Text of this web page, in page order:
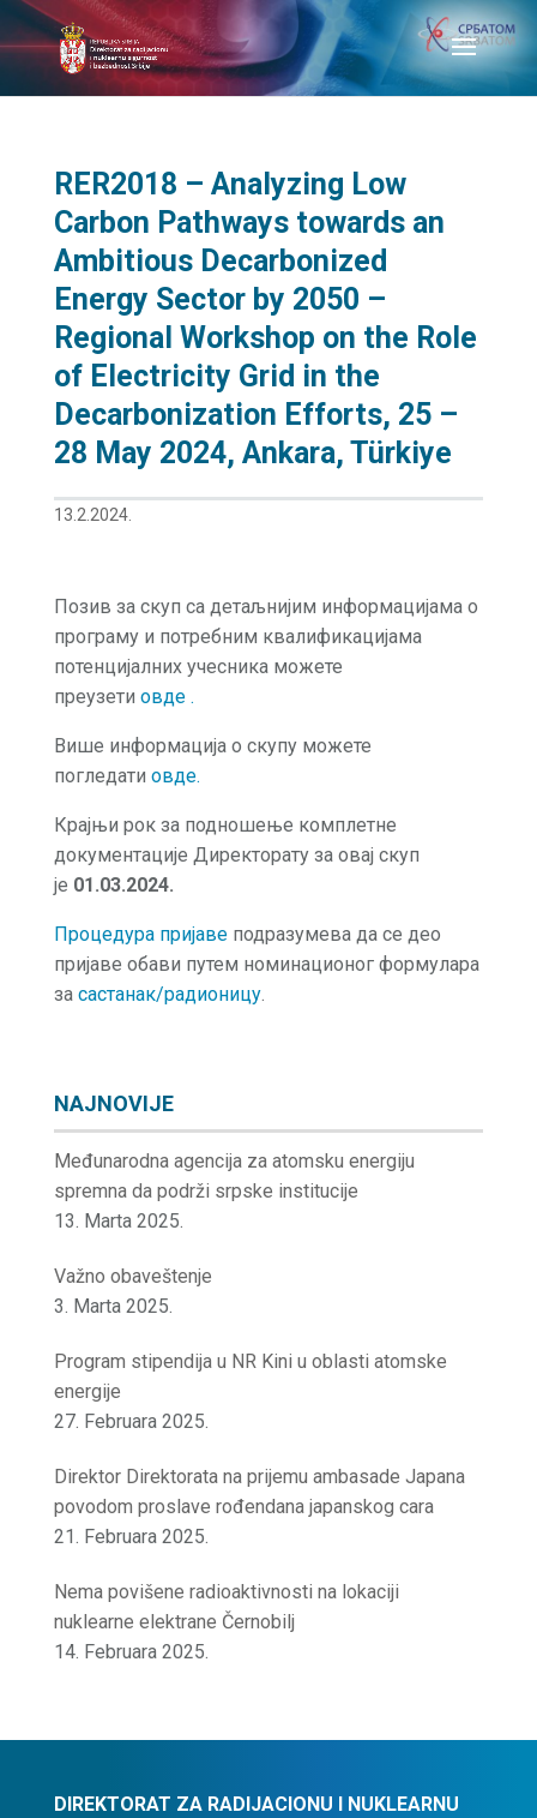
RER2018 – Analyzing Low
Carbon Pathways towards an
Ambitious Decarbonized
Energy Sector by 2050 –
Regional Workshop on the Role
of Electricity Grid in the
Decarbonization Efforts, 25 –
28 May 2024, Ankara, Türkiye
13.2.2024.
Позив за скуп са детаљнијим информацијама о
програму и потребним квалификацијама
потенцијалних учесника можете
преузети овде .
Више информација о скупу можете
погледати овде.
Крајњи рок за подношење комплетне
документације Директорату за овај скуп
је 01.03.2024.
Процедура пријавеподразумева да се део
пријаве обави путем номинационог формулара
за састанак/радионицу.
NAJNOVIJE
Međunarodna agencija za atomsku energiju
spremna da podrži srpske institucije
13. Marta 2025.
Važno obaveštenje
3. Marta 2025.
Program stipendija u NR Kini u oblasti atomske
energije
27. Februara 2025.
Direktor Direktorata na prijemu ambasade Japana
povodom proslave rođendana japanskog cara
21. Februara 2025.
Nema povišene radioaktivnosti na lokaciji
nuklearne elektrane Černobilj
14. Februara 2025.
DIREKTORAT ZA RADIJACIONU I NUKLEARNU